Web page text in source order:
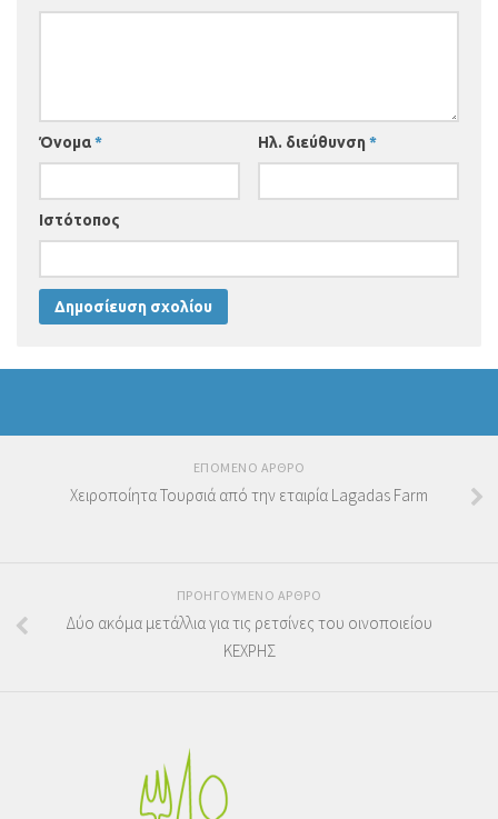
Όνομα* Ηλ. διεύθυνση *
Ιστότοπος
ΕΠΟΜΕΝΟ ΑΡΘΡΟ
Χειροποίητα Τουρσιά από την εταιρία Lagadas Farm
ΠΡΟΗΓΟΥΜΕΝΟ ΑΡΘΡΟ
Δύο ακόμα μετάλλια για τις ρετσίνες του οινοποιείου
ΚΕΧΡΗΣ